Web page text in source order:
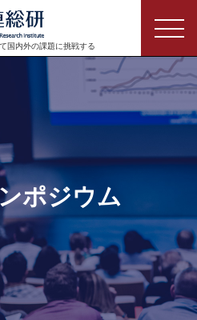
国内外の課題に挑戦する
ンポジウム